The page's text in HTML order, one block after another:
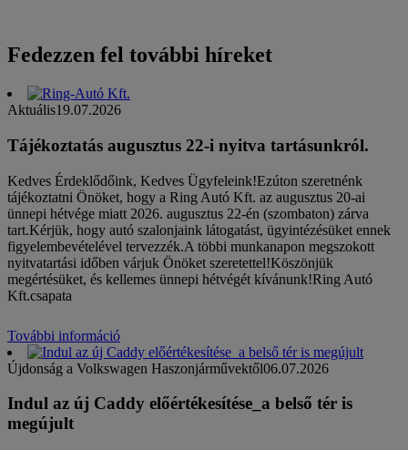
Fedezzen fel további híreket
Aktuális19.07.2026
Tájékoztatás augusztus 22-i nyitva tartásunkról.
Kedves Érdeklődőink, Kedves Ügyfeleink!Ezúton szeretnénk
tájékoztatni Önöket, hogy a Ring Autó Kft. az augusztus 20-ai
ünnepi hétvége miatt 2026. augusztus 22-én (szombaton) zárva
tart.Kérjük, hogy autó szalonjaink látogatást, ügyintézésüket ennek
figyelembevételével tervezzék.A többi munkanapon megszokott
nyitvatartási időben várjuk Önöket szeretettel!Köszönjük
megértésüket, és kellemes ünnepi hétvégét kívánunk!Ring Autó
Kft.csapata
További információ
Újdonság a Volkswagen Haszonjárművektől06.07.2026
Indul az új Caddy előértékesítése_a belső tér is
megújult